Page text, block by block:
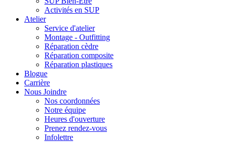
Activités en SUP
Atelier
Service d'atelier
Montage - Outfitting
Réparation cèdre
Réparation composite
Réparation plastiques
Blogue
Carrière
Nous Joindre
Nos coordonnées
Notre équipe
Heures d'ouverture
Prenez rendez-vous
Infolettre